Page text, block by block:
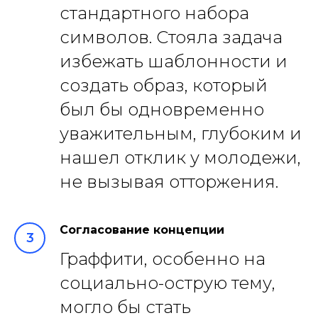
стандартного набора
символов. Стояла задача
избежать шаблонности и
создать образ, который
был бы одновременно
уважительным, глубоким и
нашел отклик у молодежи,
не вызывая отторжения.
Согласование концепции
Граффити, особенно на
социально-острую тему,
могло бы стать